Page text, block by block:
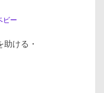
ビー
ける・